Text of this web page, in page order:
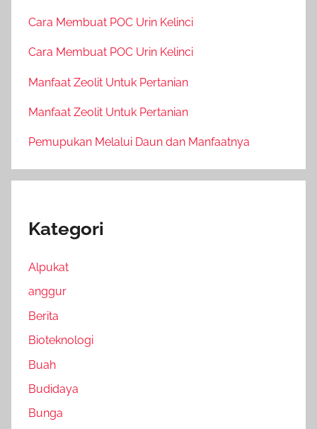
Cara Membuat POC Urin Kelinci
Cara Membuat POC Urin Kelinci
Manfaat Zeolit Untuk Pertanian
Manfaat Zeolit Untuk Pertanian
Pemupukan Melalui Daun dan Manfaatnya
Kategori
Alpukat
anggur
Berita
Bioteknologi
Buah
Budidaya
Bunga